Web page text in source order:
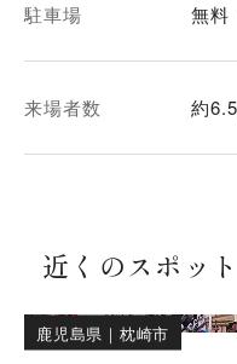
駐車場 無料
来場者数 約
近くのスポット
鹿児島県 ｜ 枕崎市